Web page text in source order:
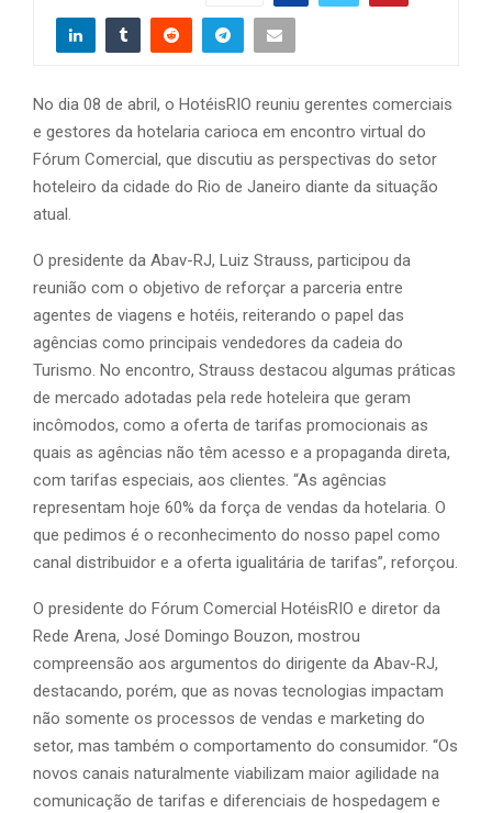
No dia 08 de abril, o HotéisRIO reuniu gerentes comerciais
e gestores da hotelaria carioca em encontro virtual do
Fórum Comercial, que discutiu as perspectivas do setor
hoteleiro da cidade do Rio de Janeiro diante da situação
atual.
O presidente da Abav-RJ, Luiz Strauss, participou da
reunião com o objetivo de reforçar a parceria entre
agentes de viagens e hotéis, reiterando o papel das
agências como principais vendedores da cadeia do
Turismo. No encontro, Strauss destacou algumas práticas
de mercado adotadas pela rede hoteleira que geram
incômodos, como a oferta de tarifas promocionais as
quais as agências não têm acesso e a propaganda direta,
com tarifas especiais, aos clientes. “As agências
representam hoje 60% da força de vendas da hotelaria. O
que pedimos é o reconhecimento do nosso papel como
canal distribuidor e a oferta igualitária de tarifas”, reforçou.
O presidente do Fórum Comercial HotéisRIO e diretor da
Rede Arena, José Domingo Bouzon, mostrou
compreensão aos argumentos do dirigente da Abav-RJ,
destacando, porém, que as novas tecnologias impactam
não somente os processos de vendas e marketing do
setor, mas também o comportamento do consumidor. “Os
novos canais naturalmente viabilizam maior agilidade na
comunicação de tarifas e diferenciais de hospedagem e